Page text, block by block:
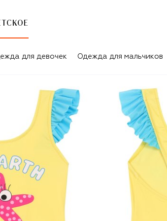
для девочек Одежда для мальчиков